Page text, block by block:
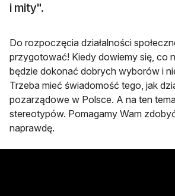
i mity".
Do rozpoczęcia działalności
przygotować! Kiedy dowiemy się, co
będzie dokonać dobrych wyborów i
Trzeba mieć świadomość tego, jak
pozarządowe w Polsce. A na ten
stereotypów. Pomagamy Wam
naprawdę.